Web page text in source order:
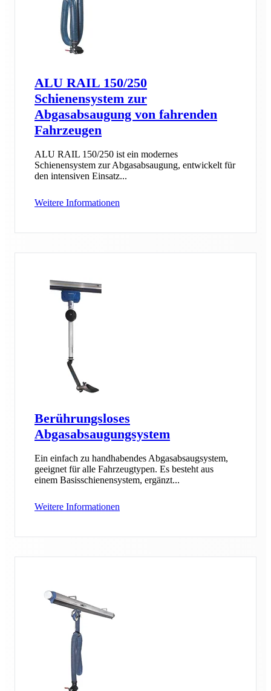
ALU RAIL 150/250
Schienensystem zur
Abgasabsaugung von fahrenden
Fahrzeugen
ALU RAIL 150/250 ist ein modernes
Schienensystem zur Abgasabsaugung, entwickelt für
den intensiven Einsatz...
Weitere Informationen
Berührungsloses
Abgasabsaugungsystem
Ein einfach zu handhabendes Abgasabsaugsystem,
geeignet für alle Fahrzeugtypen. Es besteht aus
einem Basisschienensystem, ergänzt...
Weitere Informationen